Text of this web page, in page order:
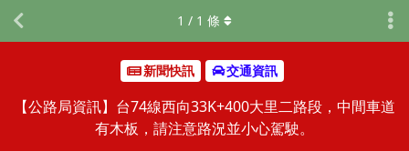
新聞快訊 交通資訊
【公路局資訊】台74線西向33K+400大里二路段，中間車道
有木板，請注意路況並小心駕駛。
1 / 1 條